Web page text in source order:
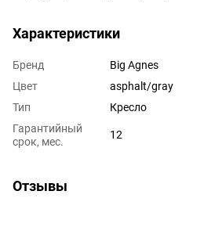
Характеристики
Бренд
Big Agnes
Цвет
asphalt/gray
Тип
Кресло
Гарантийный
срок, мес.
12
Отзывы